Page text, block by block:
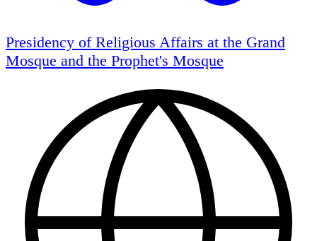
Presidency of Religious Affairs at the Grand
Mosque and the Prophet's Mosque